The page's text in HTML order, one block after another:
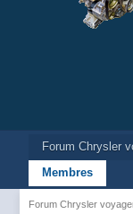
Forum Chrysler
Membres
Forum Chrysler